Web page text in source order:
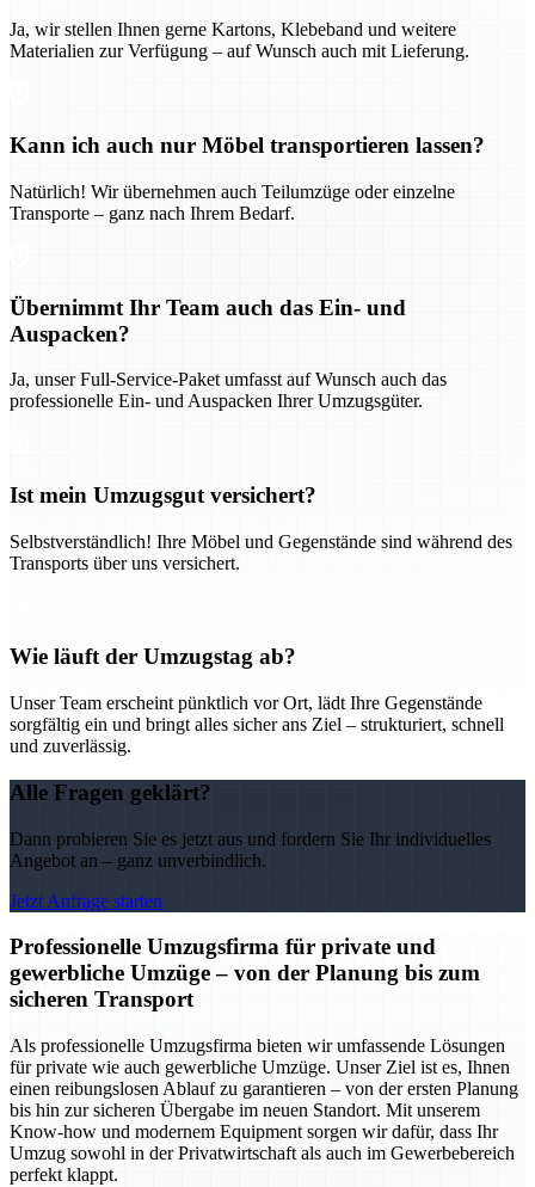
Ja, wir stellen Ihnen gerne Kartons, Klebeband und weitere
Materialien zur Verfügung – auf Wunsch auch mit Lieferung.
Kann ich auch nur Möbel transportieren lassen?
Natürlich! Wir übernehmen auch Teilumzüge oder einzelne
Transporte – ganz nach Ihrem Bedarf.
Übernimmt Ihr Team auch das Ein- und
Auspacken?
Ja, unser Full-Service-Paket umfasst auf Wunsch auch das
professionelle Ein- und Auspacken Ihrer Umzugsgüter.
Ist mein Umzugsgut versichert?
Selbstverständlich! Ihre Möbel und Gegenstände sind während des
Transports über uns versichert.
Wie läuft der Umzugstag ab?
Unser Team erscheint pünktlich vor Ort, lädt Ihre Gegenstände
sorgfältig ein und bringt alles sicher ans Ziel – strukturiert, schnell
und zuverlässig.
Alle Fragen geklärt?
Dann probieren Sie es jetzt aus und fordern Sie Ihr individuelles
Angebot an – ganz unverbindlich.
Jetzt Anfrage starten
Professionelle Umzugsfirma für private und
gewerbliche Umzüge – von der Planung bis zum
sicheren Transport
Als professionelle Umzugsfirma bieten wir umfassende Lösungen
für private wie auch gewerbliche Umzüge. Unser Ziel ist es, Ihnen
einen reibungslosen Ablauf zu garantieren – von der ersten Planung
bis hin zur sicheren Übergabe im neuen Standort. Mit unserem
Know-how und modernem Equipment sorgen wir dafür, dass Ihr
Umzug sowohl in der Privatwirtschaft als auch im Gewerbebereich
perfekt klappt.